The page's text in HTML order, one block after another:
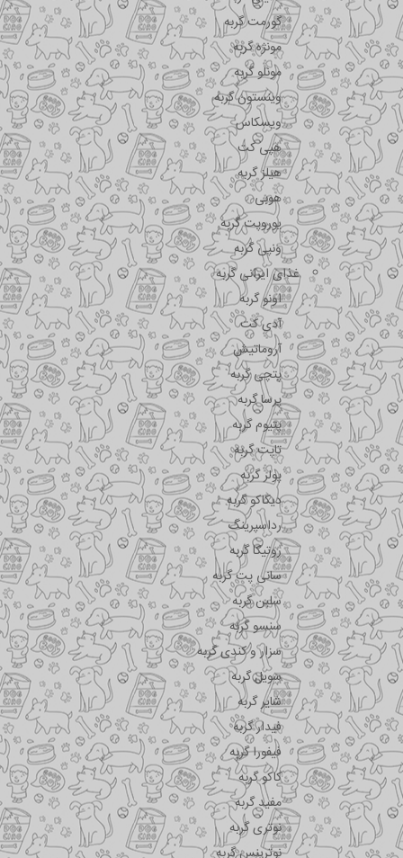
گورمت گربه
مونژه گربه
مونلو گربه
وینستون گربه
ویسکاس
هپی کت
هیلز گربه
هوبی
یوروپت گربه
ونپی گربه
غذای ایرانی گربه
اونو گربه
آدی کت
آروماتیش
پتچی گربه
پرسا گربه
پتیوم گربه
تاپت گربه
پولر گربه
دیکاکو گربه
رداسپرینگ
روتیکا گربه
سانی پت گربه
سلبن گربه
سنسو گربه
سزار و کندی گربه
سویل گربه
شایر گربه
فیدار گربه
فیفورا گربه
کاکو گربه
مفید گربه
نوتری گربه
نوترینس گربه